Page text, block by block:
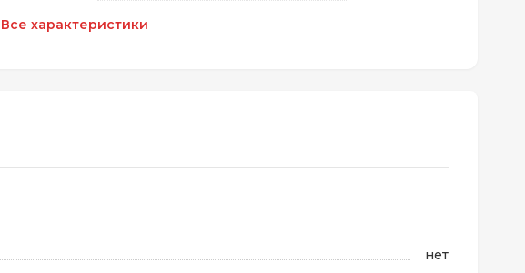
Все характеристики
нет